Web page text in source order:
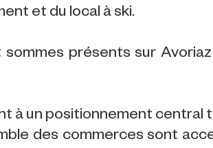
et du local à ski.
présents sur
à un positionnement central
des commerces sont